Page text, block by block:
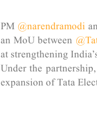
PM @narendramodi
an MoU between
at strengthening
Under the
expansion of Tata